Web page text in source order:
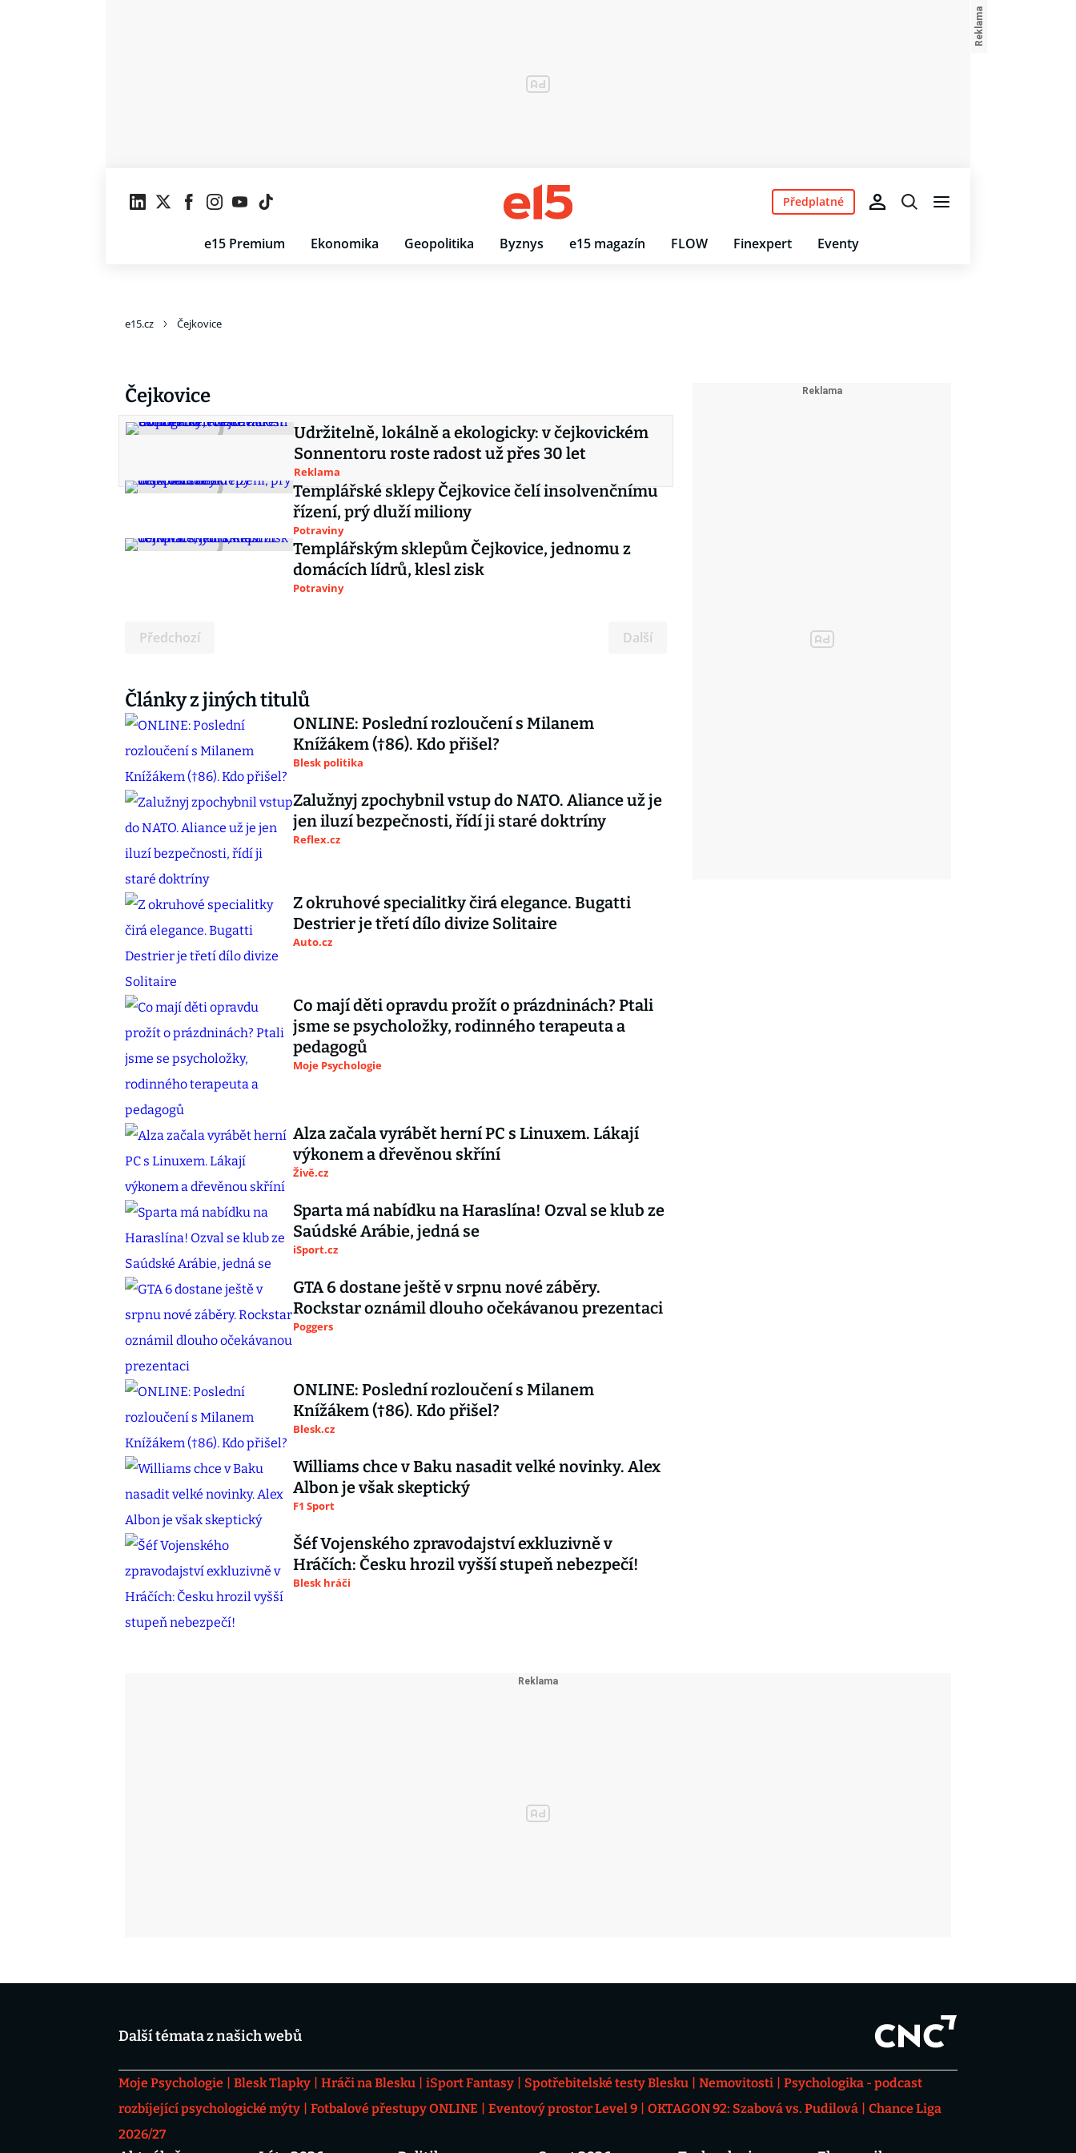
e15 Premium Ekonomika Geopolitika Byznys e15 magazín FLOW Finexpert Eventy
Předplatné
e15.cz Čejkovice
Čejkovice
Udržitelně, lokálně a ekologicky: v čejkovickém
Sonnentoru roste radost už přes 30 let
Reklama
Templářské sklepy Čejkovice čelí insolvenčnímu
řízení, prý dluží miliony
Potraviny
Templářským sklepům Čejkovice, jednomu z
domácích lídrů, klesl zisk
Potraviny
Předchozí Další
Články z jiných titulů
ONLINE: Poslední rozloučení s Milanem
Knížákem (†86). Kdo přišel?
Blesk politika
Zalužnyj zpochybnil vstup do NATO. Aliance už je
jen iluzí bezpečnosti, řídí ji staré doktríny
Reflex.cz
Z okruhové specialitky čirá elegance. Bugatti
Destrier je třetí dílo divize Solitaire
Auto.cz
Co mají děti opravdu prožít o prázdninách? Ptali
jsme se psycholožky, rodinného terapeuta a
pedagogů
Moje Psychologie
Alza začala vyrábět herní PC s Linuxem. Lákají
výkonem a dřevěnou skříní
Živě.cz
Sparta má nabídku na Haraslína! Ozval se klub ze
Saúdské Arábie, jedná se
iSport.cz
GTA 6 dostane ještě v srpnu nové záběry.
Rockstar oznámil dlouho očekávanou prezentaci
Poggers
ONLINE: Poslední rozloučení s Milanem
Knížákem (†86). Kdo přišel?
Blesk.cz
Williams chce v Baku nasadit velké novinky. Alex
Albon je však skeptický
F1 Sport
Šéf Vojenského zpravodajství exkluzivně v
Hráčích: Česku hrozil vyšší stupeň nebezpečí!
Blesk hráči
Další témata z našich webů
Moje Psychologie Blesk Tlapky Hráči na Blesku iSport Fantasy Spotřebitelské testy Blesku Nemovitosti
Psychologika - podcast
rozbíjející psychologické mýty
Fotbalové přestupy ONLINE Eventový prostor Level 9 OKTAGON 92: Szabová vs. Pudilová
Chance Liga
2026/27